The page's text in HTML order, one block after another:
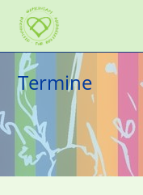
Inhalt
springen
Termine